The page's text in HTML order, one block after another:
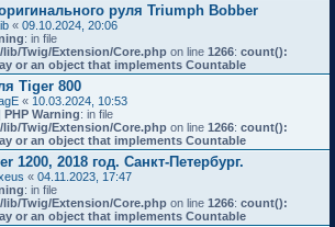
руля Triumph Bobber
« 09.10.2024, 20:06
: in file
Twig/Extension/Core.php on line 1266: count():
or an object that implements Countable
Tiger 800
« 10.03.2024, 10:53
Warning: in file
Twig/Extension/Core.php on line 1266: count():
or an object that implements Countable
1200, 2018 год. Санкт-Петербург.
« 04.11.2023, 17:47
: in file
Twig/Extension/Core.php on line 1266: count():
or an object that implements Countable